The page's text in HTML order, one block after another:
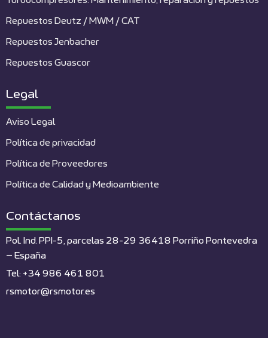
Repuestos Deutz / MWM / CAT
Repuestos Jenbacher
Repuestos Guascor
Legal
Aviso Legal
Política de privacidad
Política de Proveedores
Política de Calidad y Medioambiente
Contáctanos
Pol. Ind. PPI-5, parcelas 28-29 36418 Porriño Pontevedra
– España
Tel: +34 986 461 801
rsmotor@rsmotor.es